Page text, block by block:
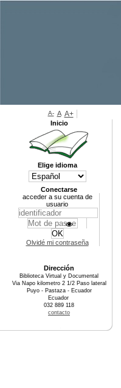
A- A A+
Inicio
Elige idioma
Conectarse
acceder a su cuenta de
usuario
Olvidé mi contraseña
Dirección
Biblioteca Virtual y Documental
Via Napo kilometro 2 1/2 Paso lateral
Puyo - Pastaza - Ecuador
Ecuador
032 889 118
contacto